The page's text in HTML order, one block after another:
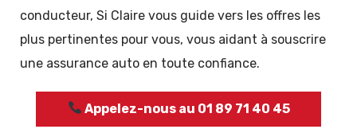
conducteur, Si Claire vous guide vers les offres les
plus pertinentes pour vous, vous aidant à souscrire
une assurance auto en toute confiance.
Appelez-nous au 01 89 71 40 45